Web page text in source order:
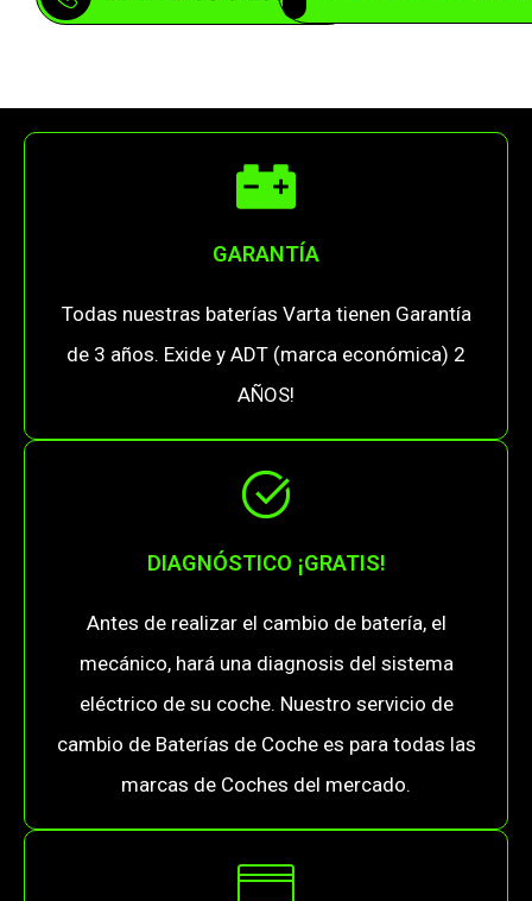
GARANTÍA
Todas nuestras baterías Varta tienen Garantía
de 3 años. Exide y ADT (marca económica) 2
AÑOS!
DIAGNÓSTICO ¡GRATIS!
Antes de realizar el cambio de batería, el
mecánico, hará una diagnosis del sistema
eléctrico de su coche. Nuestro servicio de
cambio de Baterías de Coche es para todas las
marcas de Coches del mercado.